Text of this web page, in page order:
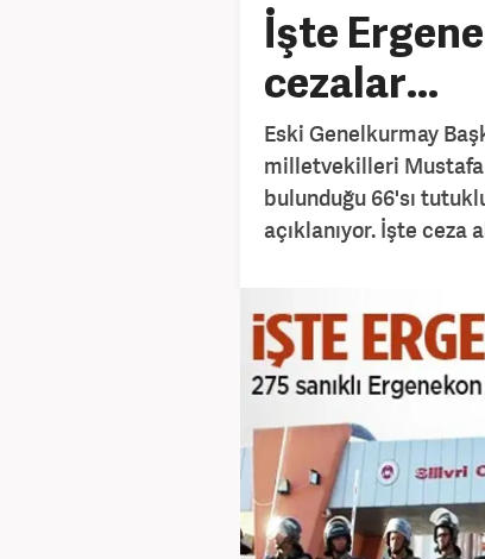
İşte
cezalar...
Eski Genelkurmay
milletvekilleri Mustafa
bulunduğu 66'sı
açıklanıyor. İşte ceza